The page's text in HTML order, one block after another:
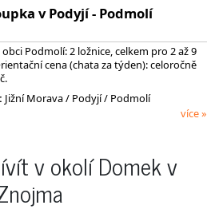
v Podyjí - Podmolí
Podmolí: 2 ložnice, celkem pro 2 až 9
cena (chata za týden): celoročně
Jižní Morava/ Podyjí/ Podmolí
více »
v okolí Domek v